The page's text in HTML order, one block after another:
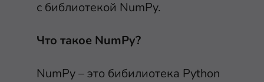
с библиотекой NumPy.
Что такое NumPy?
NumPy – это бибилиотека Python